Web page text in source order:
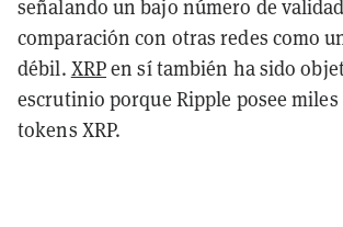
señalando un bajo número de
comparación con otras redes como
débil. XRPen sí también ha sido
escrutinio porque Ripple posee
tokens XRP.